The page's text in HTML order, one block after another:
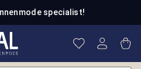
specialist!
Je hebt 0